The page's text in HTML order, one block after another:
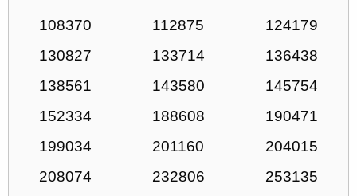
108370
112875
124179
130827
133714
136438
138561
143580
145754
152334
188608
190471
199034
201160
204015
208074
232806 253135